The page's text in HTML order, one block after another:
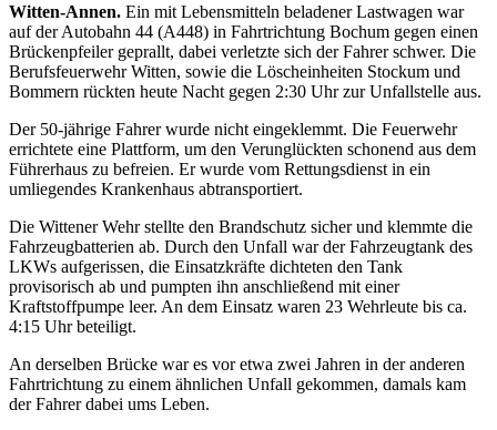
Witten-Annen. Ein mit Lebensmitteln beladener Lastwagen war
auf der Autobahn 44 (A448) in Fahrtrichtung Bochum gegen einen
Brückenpfeiler geprallt, dabei verletzte sich der Fahrer schwer. Die
Berufsfeuerwehr Witten, sowie die Löscheinheiten Stockum und
Bommern rückten heute Nacht gegen 2:30 Uhr zur Unfallstelle aus.
Der 50-jährige Fahrer wurde nicht eingeklemmt. Die Feuerwehr
errichtete eine Plattform, um den Verunglückten schonend aus dem
Führerhaus zu befreien. Er wurde vom Rettungsdienst in ein
umliegendes Krankenhaus abtransportiert.
Die Wittener Wehr stellte den Brandschutz sicher und klemmte die
Fahrzeugbatterien ab. Durch den Unfall war der Fahrzeugtank des
LKWs aufgerissen, die Einsatzkräfte dichteten den Tank
provisorisch ab und pumpten ihn anschließend mit einer
Kraftstoffpumpe leer. An dem Einsatz waren 23 Wehrleute bis ca.
4:15 Uhr beteiligt.
An derselben Brücke war es vor etwa zwei Jahren in der anderen
Fahrtrichtung zu einem ähnlichen Unfall gekommen, damals kam
der Fahrer dabei ums Leben.